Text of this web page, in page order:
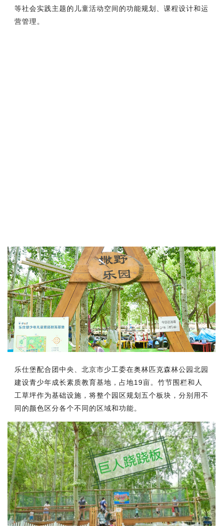
等社会实践主题的儿童活动空间的功能规划、课程设计和运
营管理。
乐仕堡配合团中央、北京市少工委在奥林匹克森林公园北园
建设青少年成长素质教育基地，占地19亩。竹节围栏和人
工草坪作为基础设施，将整个园区规划五个板块，分别用不
同的颜色区分各个不同的区域和功能。